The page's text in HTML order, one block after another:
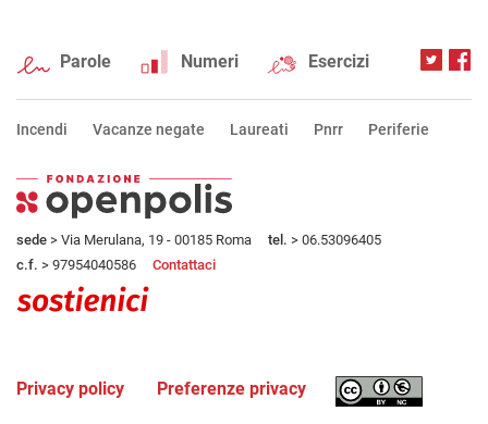
Parole Numeri Esercizi
Incendi Vacanze negate Laureati Pnrr Periferie
sede > Via Merulana, 19 - 00185 Roma tel. > 06.53096405
c.f. > 97954040586 Contattaci
Privacy policy Preferenze privacy